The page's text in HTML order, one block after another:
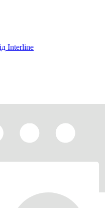
Interline